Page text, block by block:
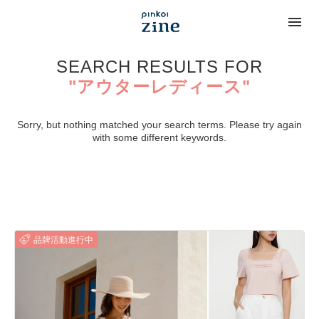
SEARCH RESULTS FOR
"アウターレディース"
Sorry, but nothing matched your search terms. Please try again
with some different keywords.